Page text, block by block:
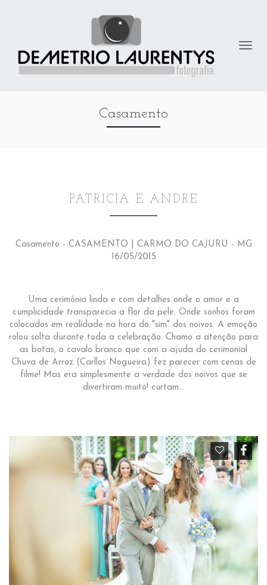
Casamento
PATRICIA E ANDRE
Casamento - CASAMENTO | CARMO DO CAJURU - MG
16/05/2015
Uma cerimônia linda e com detalhes onde o amor e a
cumplicidade transparecia a flor da pele. Onde sonhos foram
colocados em realidade na hora do "sim" dos noivos. A emoção
rolou solta durante toda a celebração. Chamo a atenção para
as botas, o cavalo branco que com a ajuda do cerimonial
Chuva de Arroz (Carllos Nogueira) fez parecer com cenas de
filme! Mas era simplesmente a verdade dos noivos que se
divertiram muito! curtam...